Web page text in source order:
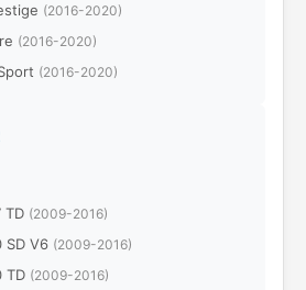
(2016-2020)
(2016-2020)
(2016-2020)
TD (2009-2016)
SD V6 (2009-2016)
TD (2009-2016)